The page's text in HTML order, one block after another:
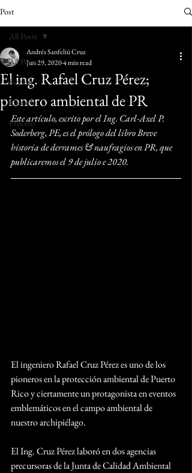
Post
All Posts
Ficción
Historia
Proceso
All Posts
El ing. Rafael Cruz Pérez;
pionero ambiental de PR
Andrés Sanfeliú Cruz
Jun 29, 20204 min read
Este artículo, escrito por el Ing. Carl-Axel P.
Soderberg, PE, es el prólogo del libro Breve
historia de derrames & naufragios en PR, que
publicaremos el 9 de julio e 2020.
El ingeniero Rafael Cruz Pérez es uno de los
pioneros en la protección ambiental de Puerto
Rico y ciertamente un protagonista en eventos
emblemáticos en el campo ambiental de
nuestro archipiélago.
El Ing. Cruz Pérez laboró en dos agencias
precursoras de la Junta de Calidad Ambiental